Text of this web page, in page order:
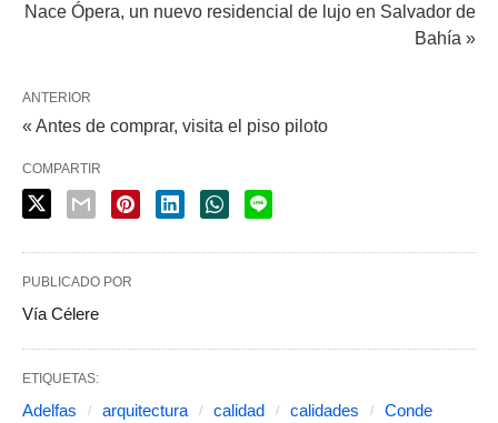
Nace Ópera, un nuevo residencial de lujo en Salvador de
Bahía »
ANTERIOR
« Antes de comprar, visita el piso piloto
COMPARTIR
PUBLICADO POR
Vía Célere
ETIQUETAS:
Adelfas arquitectura calidad calidades
Conde